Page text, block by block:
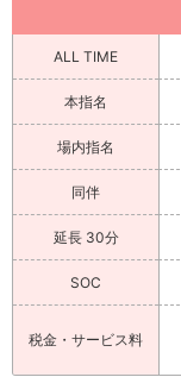
ALL TIME
本指名
場内指名
同伴
延長 30分
SOC
税金・サービス料